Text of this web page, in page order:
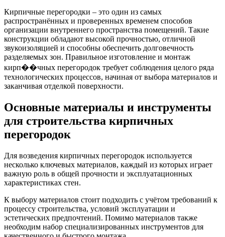
Кирпичные перегородки – это один из самых
распространённых и проверенных временем способов
организации внутреннего пространства помещений. Такие
конструкции обладают высокой прочностью, отличной
звукоизоляцией и способны обеспечить долговечность
разделяемых зон. Правильное изготовление и монтаж
кирп��чных перегородок требует соблюдения целого ряда
технологических процессов, начиная от выбора материалов и
заканчивая отделкой поверхности.
Основные материалы и инструменты
для строительства кирпичных
перегородок
Для возведения кирпичных перегородок используется
несколько ключевых материалов, каждый из которых играет
важную роль в общей прочности и эксплуатационных
характеристиках стен.
К выбору материалов стоит подходить с учётом требований к
процессу строительства, условий эксплуатации и
эстетических предпочтений. Помимо материалов также
необходим набор специализированных инструментов для